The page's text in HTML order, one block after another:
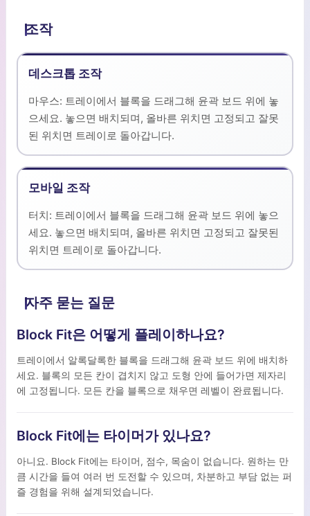
조작
데스크톱 조작
마우스: 트레이에서 블록을 드래그해 윤곽 보드 위에 놓
으세요. 놓으면 배치되며, 올바른 위치면 고정되고 잘못
된 위치면 트레이로 돌아갑니다.
모바일 조작
터치: 트레이에서 블록을 드래그해 윤곽 보드 위에 놓으
세요. 놓으면 배치되며, 올바른 위치면 고정되고 잘못된
위치면 트레이로 돌아갑니다.
자주 묻는 질문
Block Fit은 어떻게 플레이하나요?
트레이에서 알록달록한 블록을 드래그해 윤곽 보드 위에 배치하
세요. 블록의 모든 칸이 겹치지 않고 도형 안에 들어가면 제자리
에 고정됩니다. 모든 칸을 블록으로 채우면 레벨이 완료됩니다.
Block Fit에는 타이머가 있나요?
아니요. Block Fit에는 타이머, 점수, 목숨이 없습니다. 원하는 만
큼 시간을 들여 여러 번 도전할 수 있으며, 차분하고 부담 없는 퍼
즐 경험을 위해 설계되었습니다.